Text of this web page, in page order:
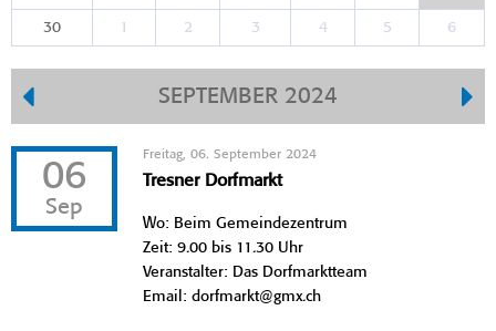
30 1 2 3 4 5 6
SEPTEMBER 2024
06
Sep
Freitag, 06. September 2024
Tresner Dorfmarkt
Wo: Beim Gemeindezentrum
Zeit: 9.00 bis 11.30 Uhr
Veranstalter: Das Dorfmarktteam
Email: dorfmarkt@gmx.ch